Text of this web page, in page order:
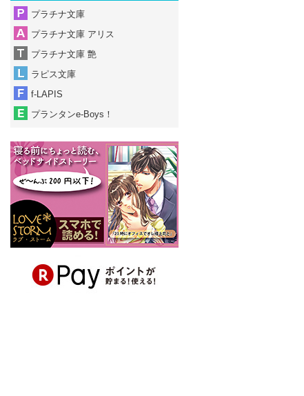
プラチナ文庫
プラチナ文庫 アリス
プラチナ文庫 艶
ラピス文庫
f-LAPIS
プランタンe-Boys！